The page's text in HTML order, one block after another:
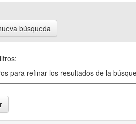
búsqueda
para refinar los resultados de la